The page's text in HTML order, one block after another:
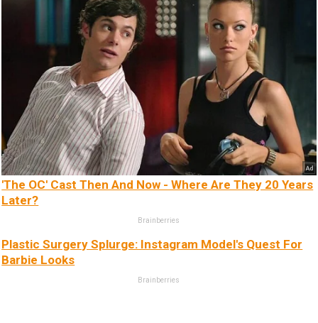
'The OC' Cast Then And Now - Where Are They 20 Years
Later?
Brainberries
Plastic Surgery Splurge: Instagram Model's Quest For
Barbie Looks
Brainberries